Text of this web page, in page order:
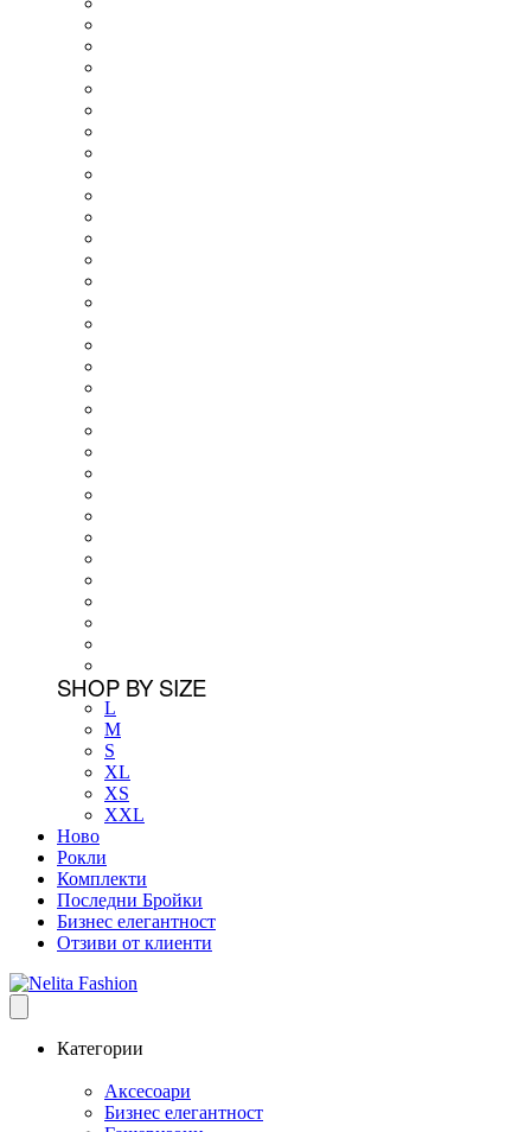
SHOP BY SIZE
L
M
S
XL
XS
XXL
Ново
Рокли
Комплекти
Последни Бройки
Бизнес елегантност
Отзиви от клиенти
Категории
Аксесоари
Бизнес елегантност